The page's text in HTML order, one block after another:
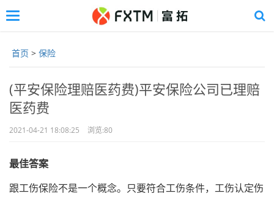
to
main
Toggle
首页 > 保险
(平安保险理赔医药费)平安保险公司已理赔
医药费
2021-04-21 18:08:25 浏览:80
最佳答案
跟工伤保险不是一个概念。只要符合工伤条件，工伤认定伤